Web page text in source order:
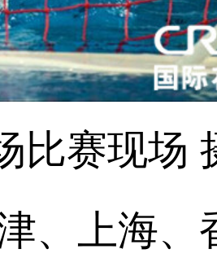
赛现场
上海、